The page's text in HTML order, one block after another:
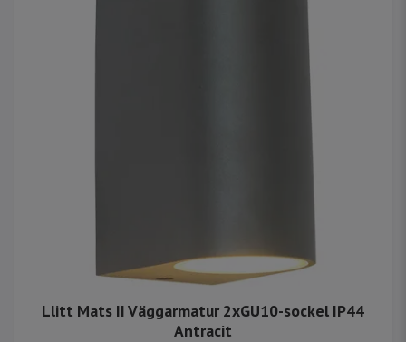
Llitt Mats II Väggarmatur 2xGU10-sockel IP44
Antracit